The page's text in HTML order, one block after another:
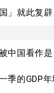
」就此复辟
中国看作
季的GDP